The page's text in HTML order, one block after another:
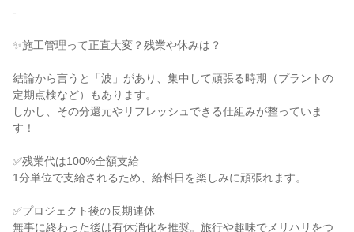
-
✨施工管理って正直大変？残業や休みは？
結論から言うと「波」があり、集中して頑張る時期（プラントの
定期点検など）もあります。
しかし、その分還元やリフレッシュできる仕組みが整っていま
す！
✅残業代は100%全額支給
1分単位で支給されるため、給料日を楽しみに頑張れます。
✅プロジェクト後の長期連休
無事に終わった後は有休消化を推奨。旅行や趣味でメリハリをつ